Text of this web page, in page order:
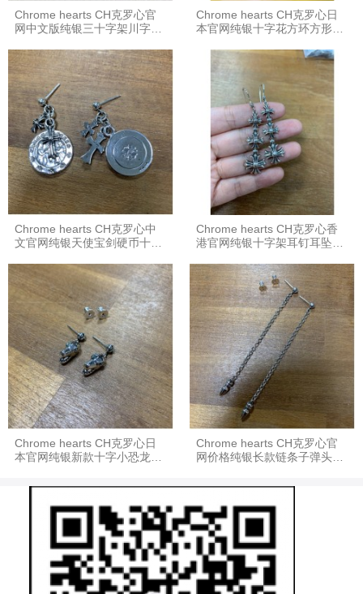
Chrome hearts CH克罗心官
网中文版纯银三十字架川字耳
Chrome hearts CH克罗心日
本官网纯银十字花方环方形耳
Chrome hearts CH克罗心中
文官网纯银天使宝剑硬币十字
Chrome hearts CH克罗心香
港官网纯银十字架耳钉耳坠耳
Chrome hearts CH克罗心日
本官网纯银新款十字小恐龙吊
Chrome hearts CH克罗心官
网价格纯银长款链条子弹头吊